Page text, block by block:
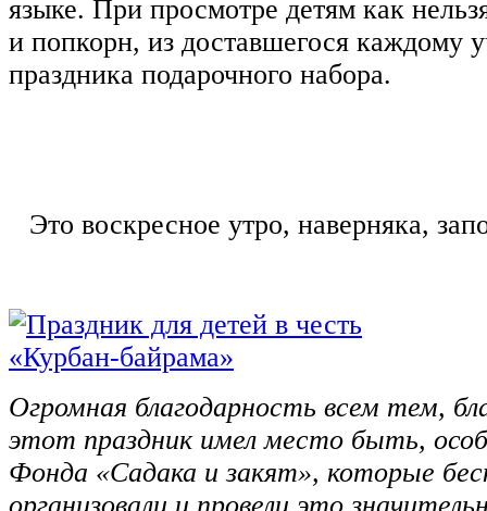
языке. При просмотре детям как
и попкорн, из доставшегося каждому
праздника подарочного набора.
Это воскресное утро, наверняка,
Огромная благодарность всем тем,
этот праздник имел место быть,
Фонда «Садака и закят», которые